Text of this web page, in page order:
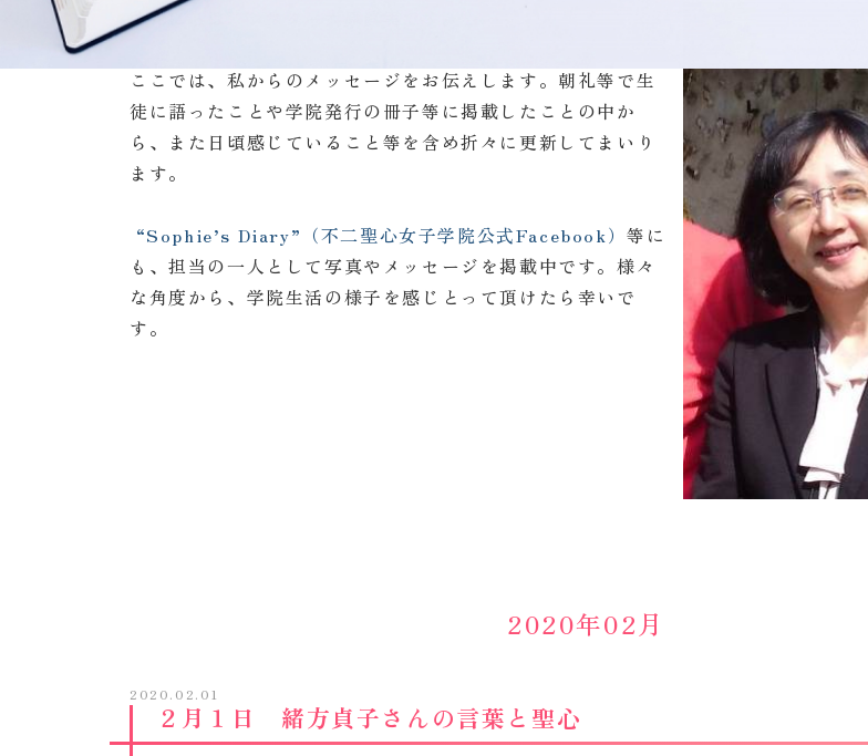
こんにちは、シスター大原眞実です。
ここでは、私からのメッセージをお伝えします。朝礼等で生
徒に語ったことや学院発行の冊子等に掲載したことの中か
ら、また日頃感じていること等を含め折々に更新してまいり
ます。
“Sophie’s Diary”（不二聖心女子学院公式Facebook）等に
も、担当の一人として写真やメッセージを掲載中です。様々
な角度から、学院生活の様子を感じとって頂けたら幸いで
す。
2020年02月
2020.02.01
２月１日 緒方貞子さんの言葉と聖心